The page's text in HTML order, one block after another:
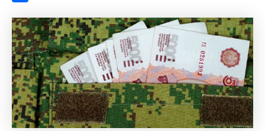
m
a
s
s
n
i
k
i
A
p
p
e
r
e
s
t
a
i
l
т
п
р
а
в
и
т